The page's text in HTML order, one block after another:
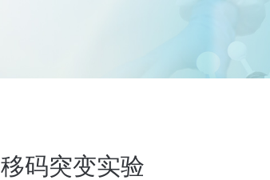
移码突变实验